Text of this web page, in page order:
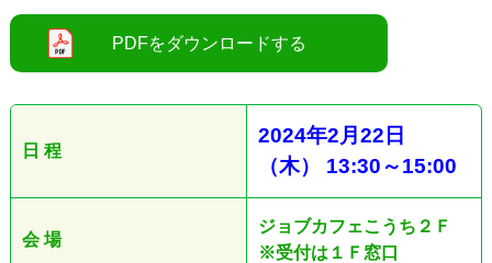
日 程
2024年2月22 日
（木） 13:30 ～15:00
会 場
ジョブカフェこうち２Ｆ
※受付は１Ｆ窓口